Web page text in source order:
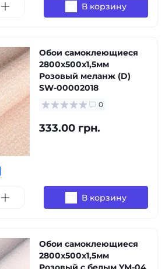
В корзину
Обои самоклеющиеся
2800х500х1,5мм
Розовый меланж (D)
SW-00002018
0
333.00 грн.
В корзину
Обои самоклеющиеся
2800х500х1,5мм